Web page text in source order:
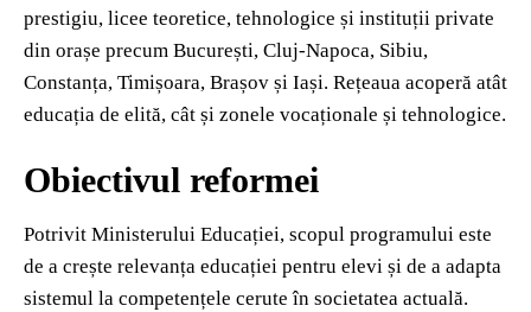
prestigiu, licee teoretice, tehnologice și instituții private
din orașe precum București, Cluj-Napoca, Sibiu,
Constanța, Timișoara, Brașov și Iași. Rețeaua acoperă atât
educația de elită, cât și zonele vocaționale și tehnologice.
Obiectivul reformei
Potrivit Ministerului Educației, scopul programului este
de a crește relevanța educației pentru elevi și de a adapta
sistemul la competențele cerute în societatea actuală.